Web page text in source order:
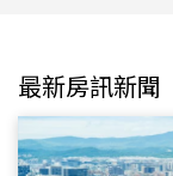
最新房訊新聞